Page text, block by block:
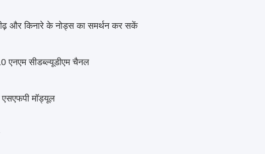
और किनारे के नोड्स का समर्थन कर सकें
एनएम सीडब्ल्यूडीएम चैनल
मॉड्यूल